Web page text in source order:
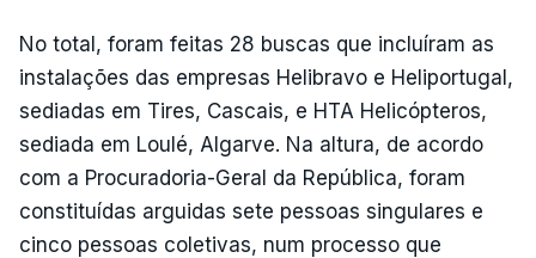
No total, foram feitas 28 buscas que incluíram as
instalações das empresas Helibravo e Heliportugal,
sediadas em Tires, Cascais, e HTA Helicópteros,
sediada em Loulé, Algarve. Na altura, de acordo
com a Procuradoria-Geral da República, foram
constituídas arguidas sete pessoas singulares e
cinco pessoas coletivas, num processo que